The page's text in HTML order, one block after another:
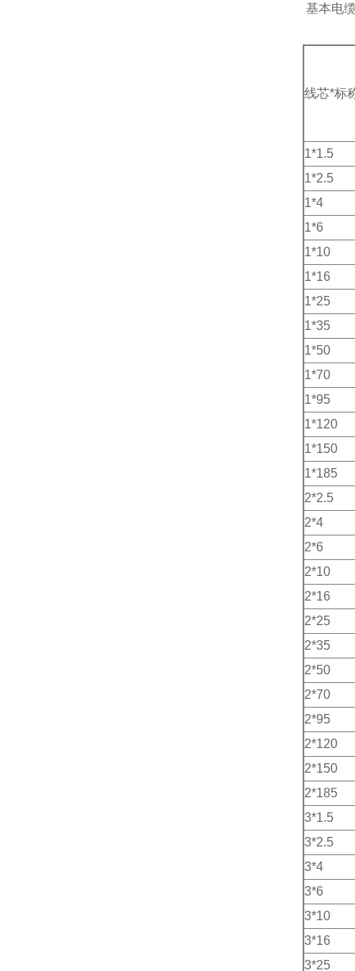
基本电
线芯*标
1*1.5
1*2.5
1*4
1*6
1*10
1*16
1*25
1*35
1*50
1*70
1*95
1*120
1*150
1*185
2*2.5
2*4
2*6
2*10
2*16
2*25
2*35
2*50
2*70
2*95
2*120
2*150
2*185
3*1.5
3*2.5
3*4
3*6
3*10
3*16
3*25